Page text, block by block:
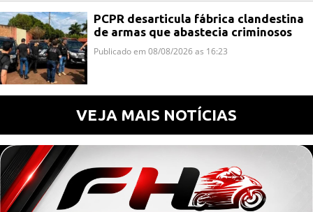
PCPR desarticula fábrica clandestina
de armas que abastecia criminosos
Publicado em 08/08/2026 as 16:23
VEJA MAIS NOTÍCIAS